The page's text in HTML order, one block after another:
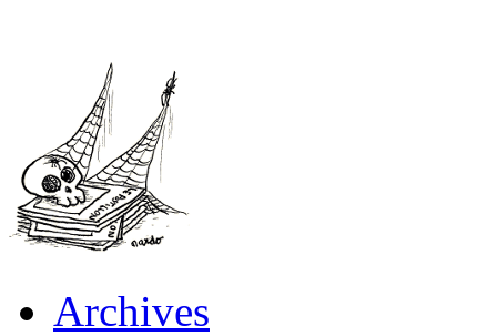
Archives